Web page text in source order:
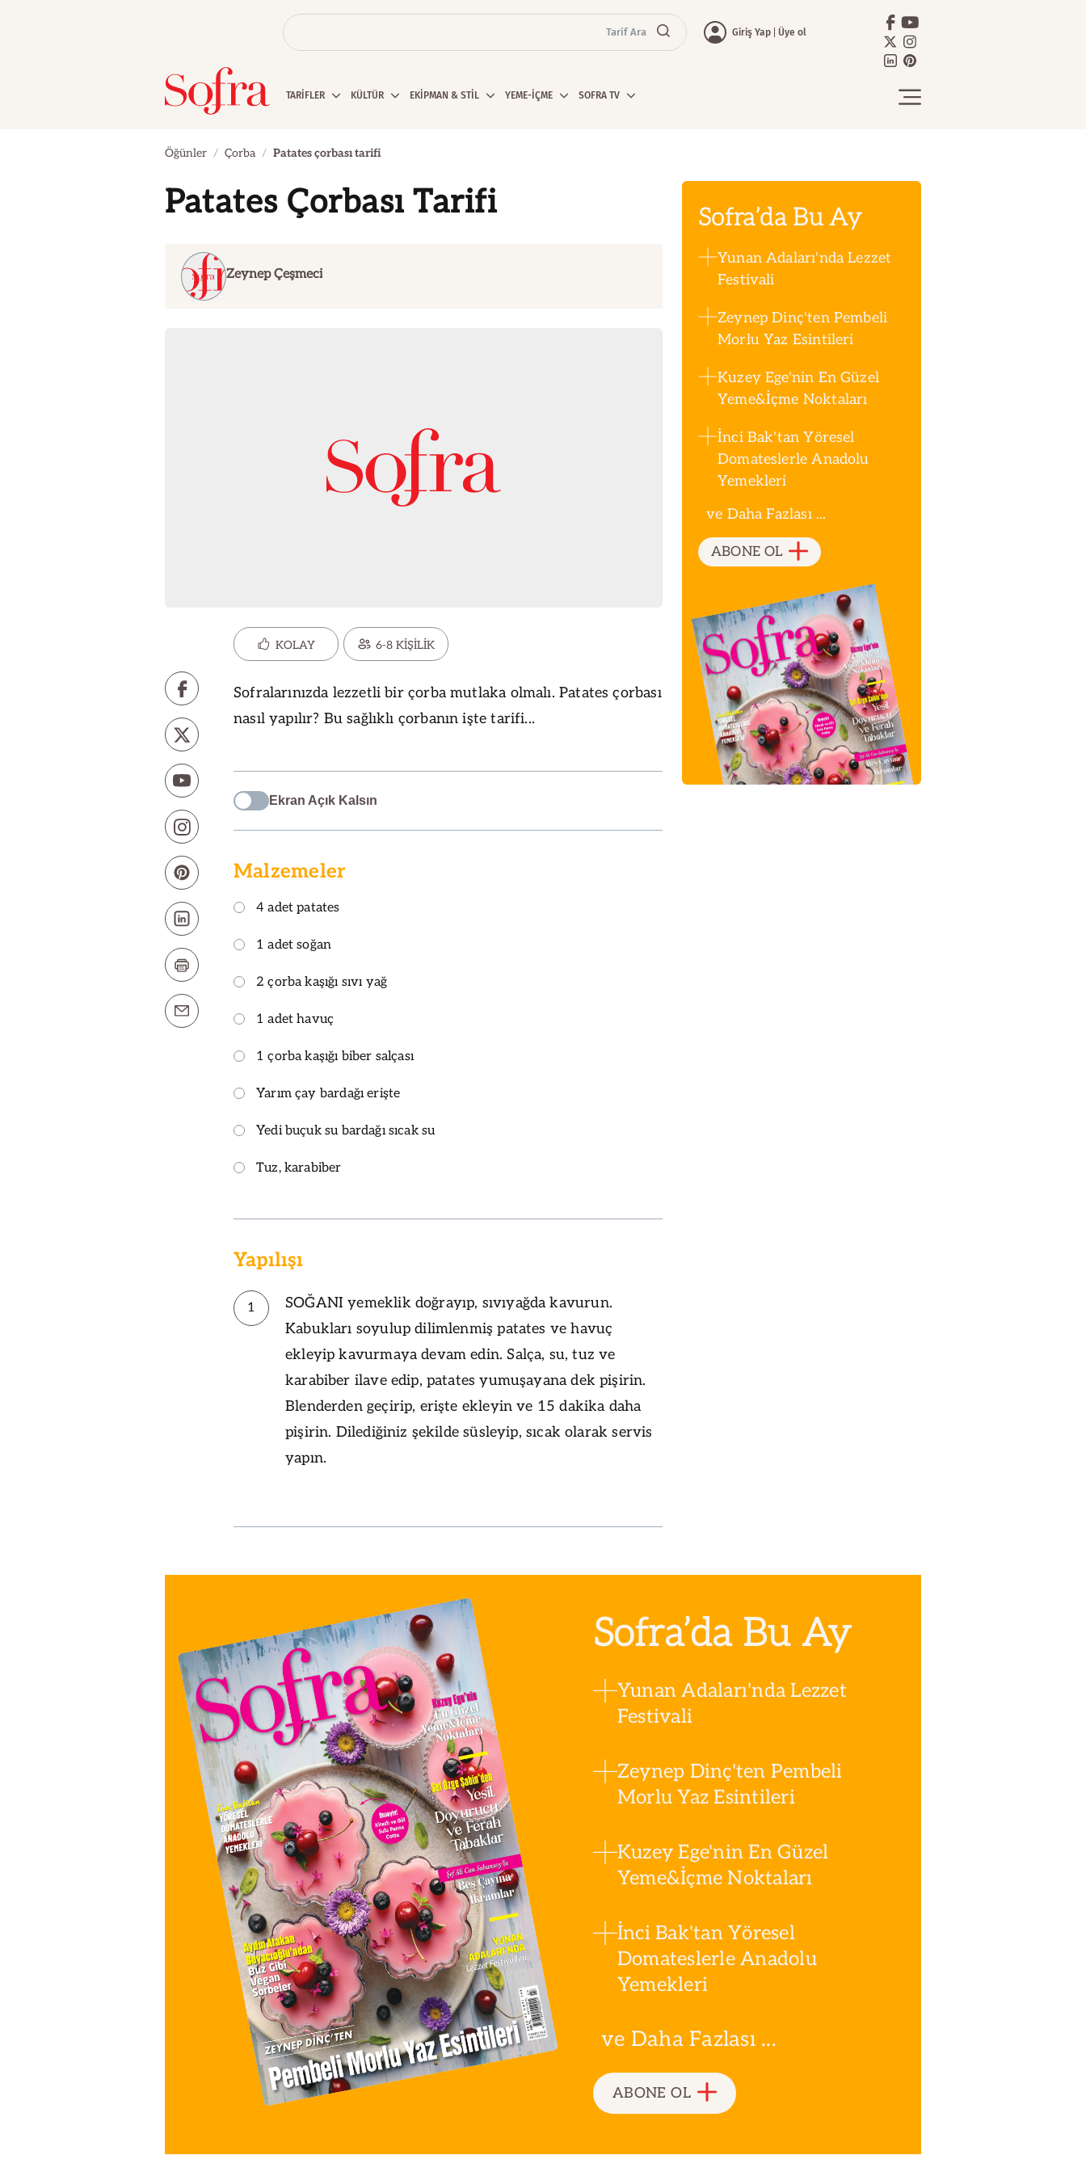
Tarif Ara Giriş Yap Üye ol
TARİFLER KÜLTÜR EKİPMAN & STİL YEME-İÇME SOFRA TV
Öğünler Çorba Patates çorbası tarifi
Patates Çorbası Tarifi
Zeynep Çeşmeci
KOLAY 6-8 KİŞİLİK
Sofralarınızda lezzetli bir çorba mutlaka olmalı. Patates çorbası
nasıl yapılır? Bu sağlıklı çorbanın işte tarifi...
Ekran Açık Kalsın
Malzemeler
4 adet patates
1 adet soğan
2 çorba kaşığı sıvı yağ
1 adet havuç
1 çorba kaşığı biber salçası
Yarım çay bardağı erişte
Yedi buçuk su bardağı sıcak su
Tuz, karabiber
Yapılışı
1
SOĞANI yemeklik doğrayıp, sıvıyağda kavurun.
Kabukları soyulup dilimlenmiş patates ve havuç
ekleyip kavurmaya devam edin. Salça, su, tuz ve
karabiber ilave edip, patates yumuşayana dek pişirin.
Blenderden geçirip, erişte ekleyin ve 15 dakika daha
pişirin. Dilediğiniz şekilde süsleyip, sıcak olarak servis
yapın.
Sofra’da Bu Ay
Yunan Adaları'nda Lezzet
Festivali
Zeynep Dinç'ten Pembeli
Morlu Yaz Esintileri
Kuzey Ege'nin En Güzel
Yeme&İçme Noktaları
İnci Bak'tan Yöresel
Domateslerle Anadolu
Yemekleri
ve Daha Fazlası ...
ABONE OL
Sofra’da Bu Ay
Yunan Adaları'nda Lezzet
Festivali
Zeynep Dinç'ten Pembeli
Morlu Yaz Esintileri
Kuzey Ege'nin En Güzel
Yeme&İçme Noktaları
İnci Bak'tan Yöresel
Domateslerle Anadolu
Yemekleri
ve Daha Fazlası ...
ABONE OL